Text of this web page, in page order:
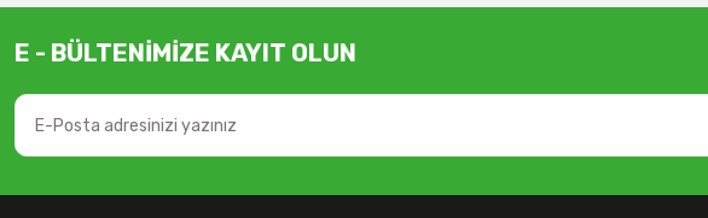
E - BÜLTENİMİZE KAYIT OLUN